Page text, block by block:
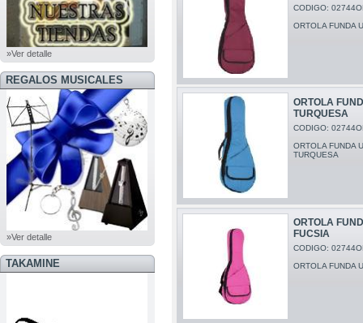
»Ver detalle
REGALOS MUSICALES
»Ver detalle
TAKAMINE
CODIGO:
ORTOLA FUNDA
ORTOLA
TURQUESA
CODIGO:
ORTOLA FUNDA
TURQUESA
ORTOLA
FUCSIA
CODIGO:
ORTOLA FUNDA